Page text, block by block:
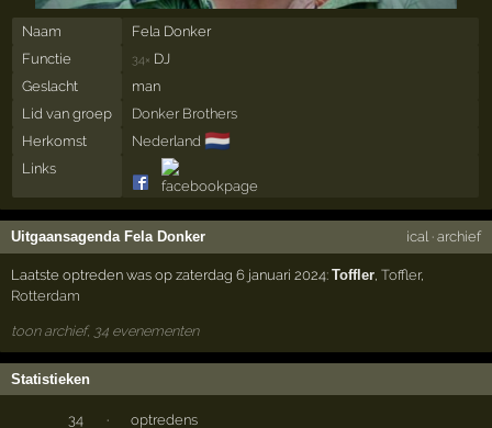
Naam
Fela Donker
Functie
34× DJ
Geslacht
man
Lid van groep
Donker Brothers
Herkomst
Nederland 🇳🇱
Links
Uitgaansagenda Fela Donker ical· archief
Laatste optreden was op zaterdag 6 januari 2024:Toffler ,Toffler,
Rotterdam
toon archief, 34 evenementen
Statistieken
34 · optredens